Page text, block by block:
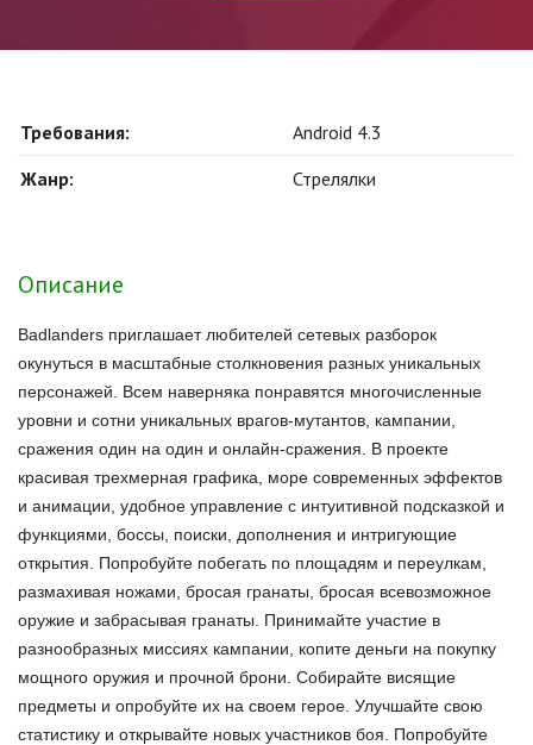
Требования:
Android 4.3
Жанр:
Стрелялки
Описание
Badlanders приглашает любителей сетевых разборок
окунуться в масштабные столкновения разных уникальных
персонажей. Всем наверняка понравятся многочисленные
уровни и сотни уникальных врагов-мутантов, кампании,
сражения один на один и онлайн-сражения. В проекте
красивая трехмерная графика, море современных эффектов
и анимации, удобное управление с интуитивной подсказкой и
функциями, боссы, поиски, дополнения и интригующие
открытия. Попробуйте побегать по площадям и переулкам,
размахивая ножами, бросая гранаты, бросая всевозможное
оружие и забрасывая гранаты. Принимайте участие в
разнообразных миссиях кампании, копите деньги на покупку
мощного оружия и прочной брони. Собирайте висящие
предметы и опробуйте их на своем герое. Улучшайте свою
статистику и открывайте новых участников боя. Попробуйте